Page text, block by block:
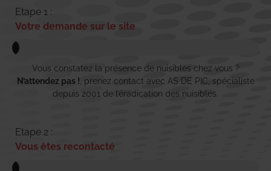
Etape 1 :
Votre demande sur le site
Vous constatez la présence de nuisibles chez vous ?
N’attendez pas ! , prenez contact avec AS DE PIC, spécialiste
depuis 2001 de l’éradication des nuisibles.
Etape 2 :
Vous êtes recontacté